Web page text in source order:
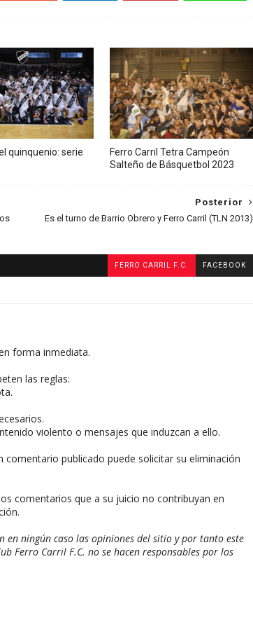
quinquenio: serie
Ferro Carril Tetra Campeón
Salteño de Básquetbol 2023
Posterior
Es el turno de Barrio Obrero y Ferro Carril (TLN 2013)
FERRO CARRIL F.C. FACEBOOK
forma inmediata.
las reglas:
violento o mensajes que induzcan a ello.
publicado puede solicitar su eliminación
comentarios que a su juicio no contribuyan en
en ningún caso las opiniones del sitio y por tanto este
Ferro Carril F.C. no se hacen responsables por los